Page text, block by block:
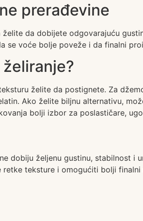
prerađevine
da dobijete odgovarajuću
se voće bolje poveže i da finalni
želite da postignete. Za
Ako želite biljnu alternativu,
bolji izbor za poslastičare,
dobiju željenu gustinu, stabilnost i
teksture i omogućiti bolji